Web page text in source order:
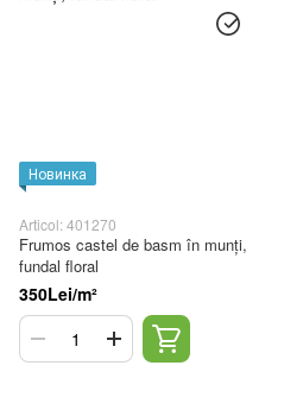
Новинка
Articol: 401270
Frumos castel de basm în munți,
fundal floral
350Lei/m²